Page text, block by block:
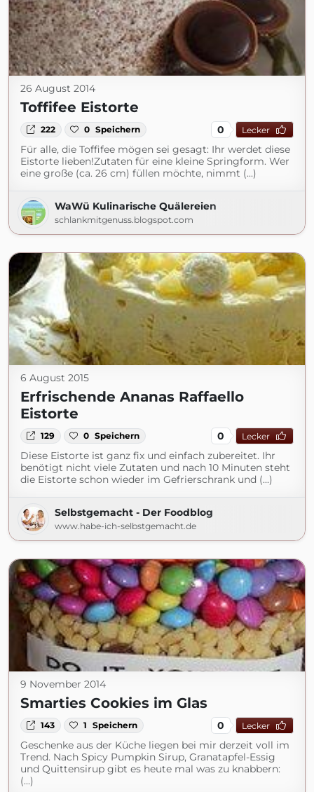
26 August 2014
Toffifee Eistorte
222 0 Speichern 0 Lecker
Für alle, die Toffifee mögen sei gesagt: Ihr werdet diese
Eistorte lieben!Zutaten für eine kleine Springform. Wer
eine große (ca. 26 cm) füllen möchte, nimmt (...)
WaWü Kulinarische Quälereien
schlankmitgenuss.blogspot.com
6 August 2015
Erfrischende Ananas Raffaello
Eistorte
129 0 Speichern 0 Lecker
Diese Eistorte ist ganz fix und einfach zubereitet. Ihr
benötigt nicht viele Zutaten und nach 10 Minuten steht
die Eistorte schon wieder im Gefrierschrank und (...)
Selbstgemacht - Der Foodblog
www.habe-ich-selbstgemacht.de
9 November 2014
Smarties Cookies im Glas
143 1 Speichern 0 Lecker
Geschenke aus der Küche liegen bei mir derzeit voll im
Trend. Nach Spicy Pumpkin Sirup, Granatapfel-Essig
und Quittensirup gibt es heute mal was zu knabbern:
(...)